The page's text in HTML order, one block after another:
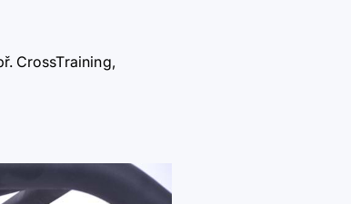
CrossTraining,